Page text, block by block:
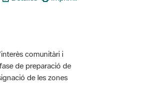
comunitàri i
de preparació de
de les zones